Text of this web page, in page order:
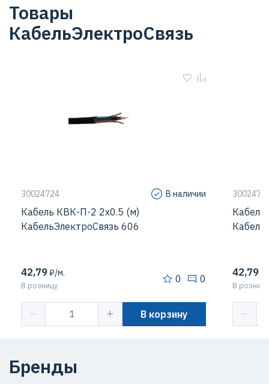
Товары
КабельЭлектроСвязь
30024724 В наличии
Кабель КВК-П-2 2х0.5 (м)
КабельЭлектроСвязь 606
42,79₽/м.
В розницу
0 0
В корзину
42,79
В розницу
Бренды